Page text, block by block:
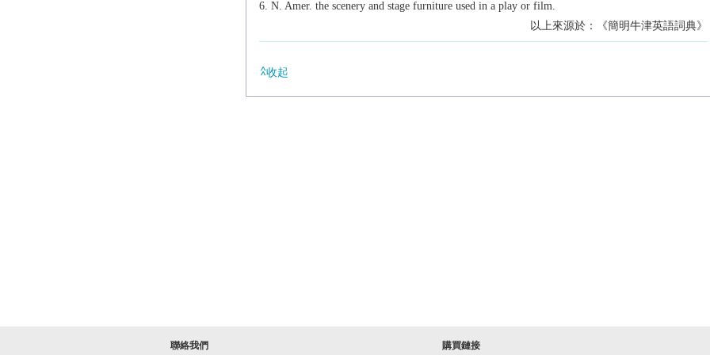
N. Amer. the scenery and stage furniture used in a play or film.
以上來源於：《簡明牛津英語詞典》
收起
聯絡我們
購買鏈接